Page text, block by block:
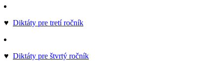
♥ Diktáty pre tretí ročník
♥ Diktáty pre štvrtý ročník